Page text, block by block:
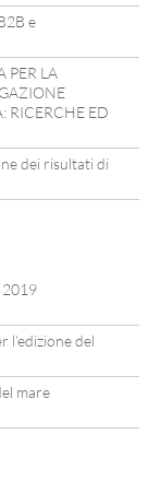
e
PER LA
RICERCHE ED
dei risultati di
2019
l’edizione del
mare